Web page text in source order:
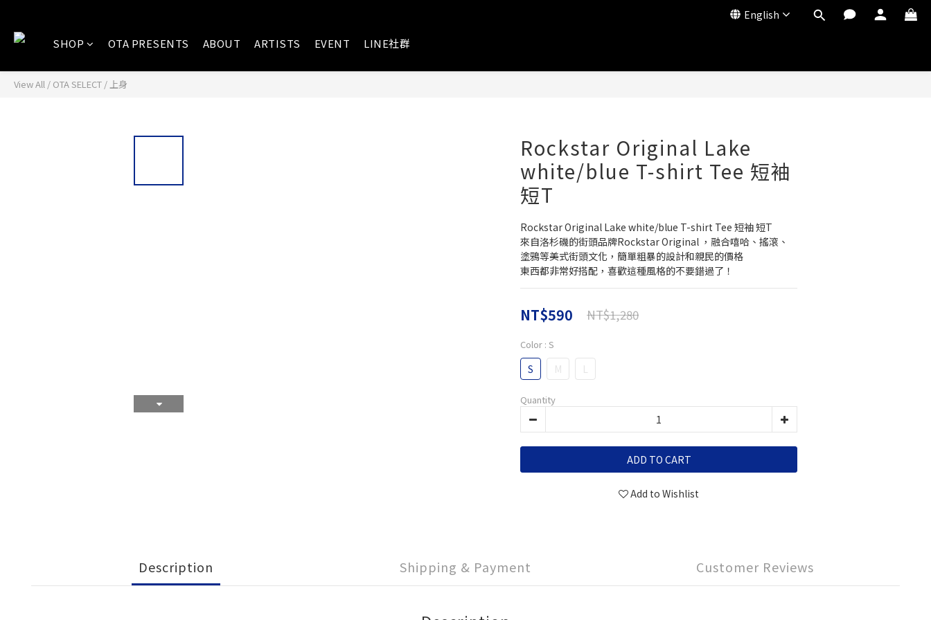
English
SHOP OTA PRESENTS ABOUT ARTISTS EVENT LINE社群
View All / OTA SELECT /上身
Rockstar Original Lake
white/blue T-shirt Tee 短袖
短T
Rockstar Original Lake white/blue T-shirt Tee 短袖 短T
來自洛杉磯的街頭品牌Rockstar Original ，融合嘻哈、搖滾、
塗鴉等美式街頭文化，簡單粗暴的設計和親民的價格
東西都非常好搭配，喜歡這種風格的不要錯過了！
NT$590 NT$1,280
Color : S
S M L
Quantity
ADD TO CART
Add to Wishlist
Description Shipping & Payment Customer Reviews